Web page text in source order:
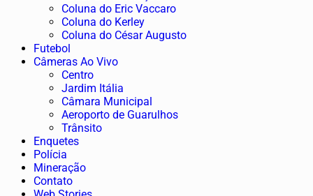
Coluna do Eric Vaccaro
Coluna do Kerley
Coluna do César Augusto
Futebol
Câmeras Ao Vivo
Centro
Jardim Itália
Câmara Municipal
Aeroporto de Guarulhos
Trânsito
Enquetes
Polícia
Mineração
Contato